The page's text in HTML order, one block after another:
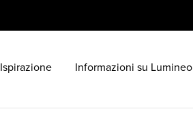
Ispirazione Informazioni su Lumineo